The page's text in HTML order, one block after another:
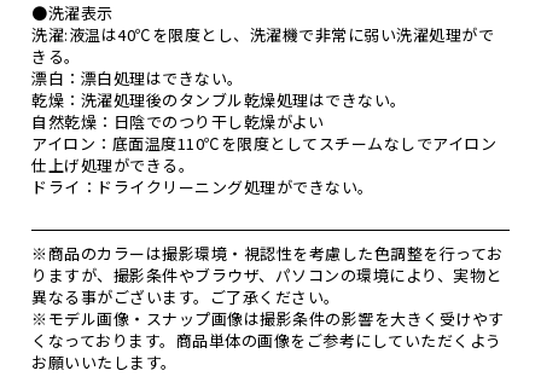
●洗濯表示
洗濯:液温は40℃を限度とし、洗濯機で非常に弱い洗濯処理がで
きる。
漂白：漂白処理はできない。
乾燥：洗濯処理後のタンブル乾燥処理はできない。
自然乾燥：日陰でのつり干し乾燥がよい
アイロン：底面温度110℃を限度としてスチームなしでアイロン
仕上げ処理ができる。
ドライ：ドライクリーニング処理ができない。
※商品のカラーは撮影環境・視認性を考慮した色調整を行ってお
りますが、撮影条件やブラウザ、パソコンの環境により、実物と
異なる事がございます。ご了承ください。
※モデル画像・スナップ画像は撮影条件の影響を大きく受けやす
くなっております。商品単体の画像をご参考にしていただくよう
お願いいたします。